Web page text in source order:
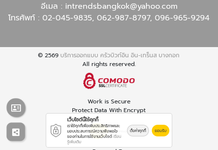
อีเมล : intrendsbangkok@yahoo.com
โทรศัพท์ : 02-045-9835, 062-987-8797, 096-965-9294
© 2569 บริการออกแบบ ครัวบิวท์อิน อิน-เทร็นส บางกอก
All rights reserved.
Work is Secure
Protect Data With Encrypt
เว็บไซต์นี้ใช้คุกกี้
เราใช้คุกกี้เพื่อเพิ่มประสิทธิภาพและ
มอบประสบการณ์ความพึงพอใจ
ของท่านในการใช้งานเว็บไซต์ เรียน
รู้เพิ่มเติม
ตั้งค่าคุกกี้ ยอมรับ